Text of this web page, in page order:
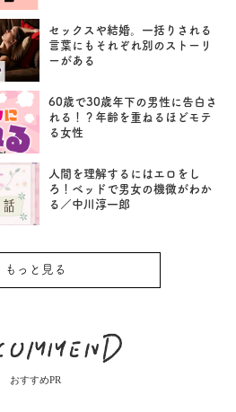
セックスや結婚。一括りされる
言葉にもそれぞれ別のストーリ
ーがある
60歳で30歳年下の男性に告白さ
れる！？年齢を重ねるほどモテ
る女性
人間を理解するにはエロをし
ろ！ベッドで男女の機微がわか
る／中川淳一郎
もっと見る
おすすめPR